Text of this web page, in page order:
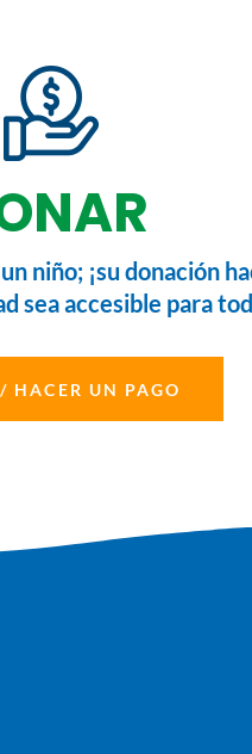
niño; ¡su donación
sea accesible para
HACER UN PAGO